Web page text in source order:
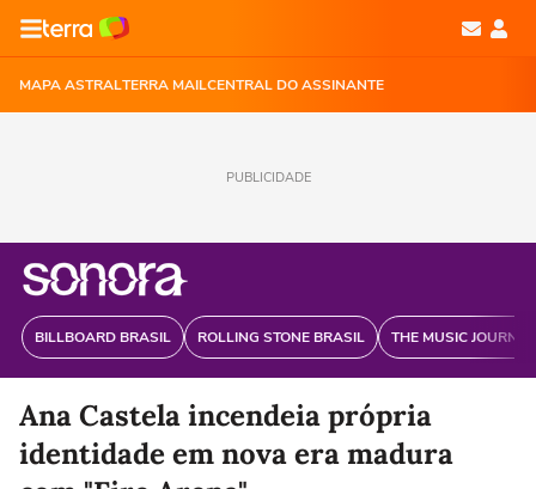
MAPA ASTRALTERRA MAILCENTRAL DO ASSINANTE
PUBLICIDADE
BILLBOARD BRASIL ROLLING STONE BRASIL THE MUSIC
Ana Castela incendeia própria
identidade em nova era madura